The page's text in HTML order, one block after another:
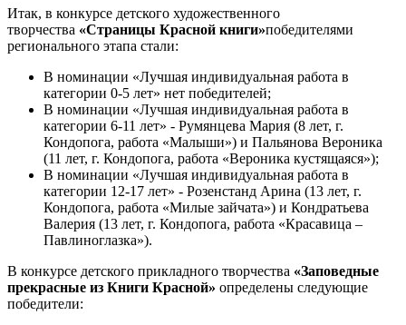
Итак, в конкурсе детского художественного
творчества «Страницы Красной книги»победителями
регионального этапа стали:
В номинации «Лучшая индивидуальная работа в
категории 0-5 лет» нет победителей;
В номинации «Лучшая индивидуальная работа в
категории 6-11 лет» - Румянцева Мария (8 лет, г.
Кондопога, работа «Малыши») и Пальянова Вероника
(11 лет, г. Кондопога, работа «Вероника кустящаяся»);
В номинации «Лучшая индивидуальная работа в
категории 12-17 лет» - Розенстанд Арина (13 лет, г.
Кондопога, работа «Милые зайчата») и Кондратьева
Валерия (13 лет, г. Кондопога, работа «Красавица –
Павлиноглазка»).
В конкурсе детского прикладного творчества «Заповедные
прекрасные из Книги Красной» определены следующие
победители: